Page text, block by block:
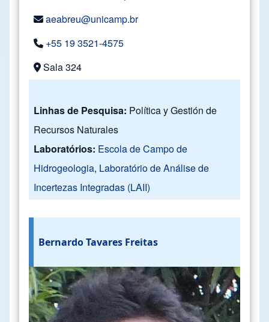
aeabreu@unicamp.br
+55 19 3521-4575
Sala 324
Linhas de Pesquisa: Política y Gestión de
Recursos Naturales
Laboratórios: Escola de Campo de
Hidrogeologia, Laboratório de Análise de
Incertezas Integradas (LAII)
Bernardo Tavares Freitas